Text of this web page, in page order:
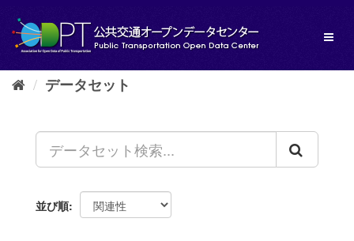
し
データセット
並び順